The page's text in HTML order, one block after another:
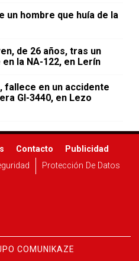
un hombre que huía de la
de 26 años, tras un
la NA-122, en Lerín
fallece en un accidente
GI-3440, en Lezo
Contacto
Publicidad
Protección De Datos
COMUNIKAZE